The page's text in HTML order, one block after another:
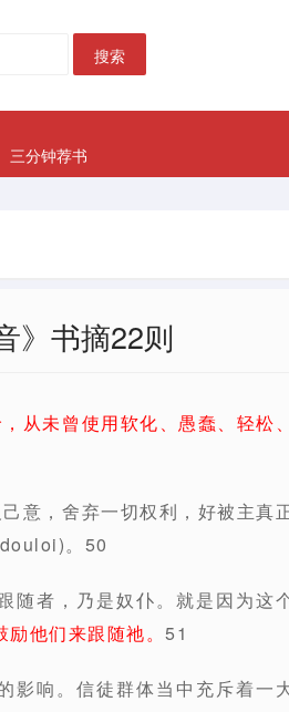
搜索
三分钟荐书
》书摘22则
从未曾使用软化、愚蠢、轻松
意，舍弃一切权利，好被主真
。50
随者，乃是奴仆。就是因为这
他们来跟随祂。 51
影响。信徒群体当中充斥着一